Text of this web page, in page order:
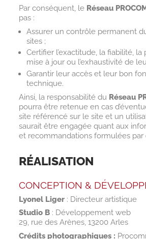
Par conséquent, le Réseau
pas :
Assurer un contrôle permanent
sites ;
Certifier l’exactitude, la fiabilité, la
mise à jour ou l’exhaustivité de
Garantir leur accès et leur bon
technique.
Ainsi, la responsabilité du Réseau
pourra être retenue en cas
site référencé sur le site et un
saurait être engagée quant aux
et recommandations formulées par
RÉALISATION
CONCEPTION &
Lyonel Liger : Directeur artistique
Studio B : Développement web
29, rue des Arènes, 13200 Arles
Crédits photographiques :